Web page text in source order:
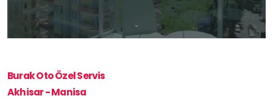
Burak Oto Özel Servis
Akhisar - Manisa